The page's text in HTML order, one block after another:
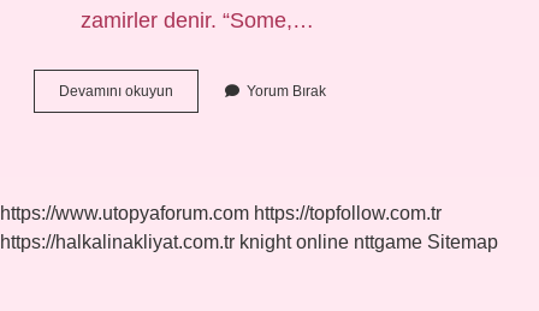
zamirler denir. “Some,…
Devamını okuyun
Çoğu
Yorum Bırak
https://www.utopyaforum.com https://topfollow.com.tr
https://halkalinakliyat.com.tr knight online nttgame Sitemap